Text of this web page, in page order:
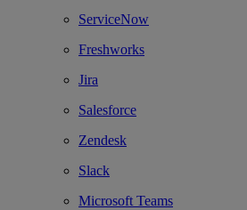
ServiceNow
Freshworks
Jira
Salesforce
Zendesk
Slack
Microsoft Teams